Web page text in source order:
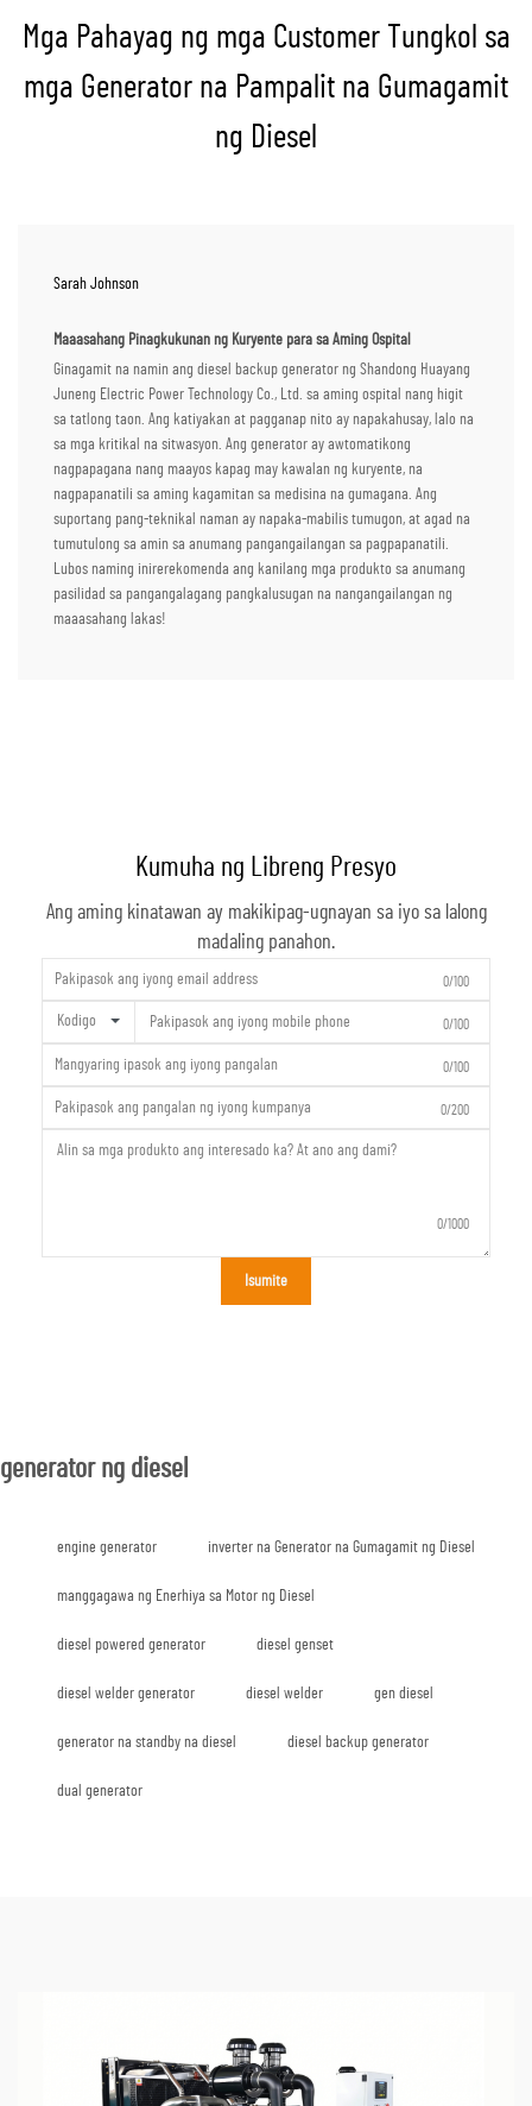
Mga Pahayag ng mga Customer Tungkol sa
mga Generator na Pampalit na Gumagamit
ng Diesel
Sarah Johnson
Maaasahang Pinagkukunan ng Kuryente para sa Aming Ospital
Ginagamit na namin ang diesel backup generator ng Shandong Huayang
Juneng Electric Power Technology Co., Ltd. sa aming ospital nang higit
sa tatlong taon. Ang katiyakan at pagganap nito ay napakahusay, lalo na
sa mga kritikal na sitwasyon. Ang generator ay awtomatikong
nagpapagana nang maayos kapag may kawalan ng kuryente, na
nagpapanatili sa aming kagamitan sa medisina na gumagana. Ang
suportang pang-teknikal naman ay napaka-mabilis tumugon, at agad na
tumutulong sa amin sa anumang pangangailangan sa pagpapanatili.
Lubos naming inirerekomenda ang kanilang mga produkto sa anumang
pasilidad sa pangangalagang pangkalusugan na nangangailangan ng
maaasahang lakas!
Kumuha ng Libreng Presyo
Ang aming kinatawan ay makikipag-ugnayan sa iyo sa lalong
madaling panahon.
0/100
Kodigo 0/100
0/100
0/200
0/1000
Isumite
generator ng diesel
engine generator inverter na Generator na Gumagamit ng Diesel
manggagawa ng Enerhiya sa Motor ng Diesel
diesel powered generator diesel genset
diesel welder generator diesel welder gen diesel
generator na standby na diesel diesel backup generator
dual generator